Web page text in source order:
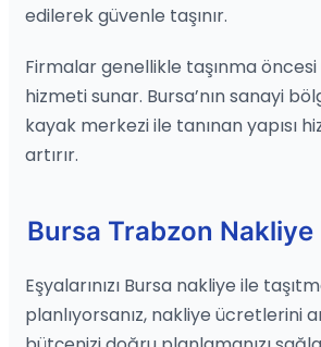
edilerek güvenle taşınır.
Firmalar genellikle taşınma
hizmeti sunar. Bursa’nın sanayi
kayak merkezi ile tanınan yapısı
artırır.
Bursa Trabzon Nakliye
Eşyalarınızı Bursa nakliye ile
planlıyorsanız, nakliye ücretlerini